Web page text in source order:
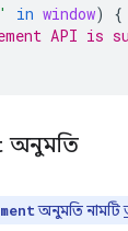
in window)
{
API is
অনুমতি
অনুমতি নামটি